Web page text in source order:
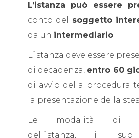
L’istanza può essere
conto del soggetto
da un intermediario.
L’istanza deve essere
di decadenza, entro 60
di avvio della procedura
la presentazione della
Le modalità di
dell’istanza, il suo